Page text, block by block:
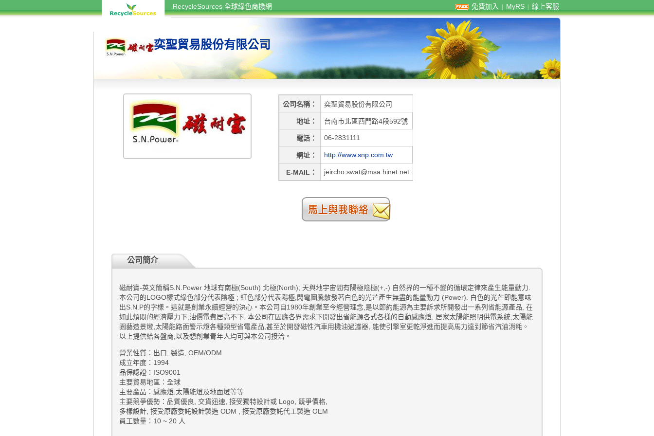
RecycleSources 全球綠色商機網 免費加入 MyRS 線上客服
奕聖貿易股份有限公司
公司名稱 奕聖貿易股份有限公司
地址 台南市北區西門路4段592號
電話 06-2831111
網址 http://www.snp.com.tw
E-MAIL jeircho.swat@msa.hinet.net
公司簡介
磁耐寶-英文簡稱S.N.Power 地球有南極(South) 北極(North); 天與地宇宙間有陽極陰極(+,-) 自然界的一種不變的循環定律來產生能量動力.
本公司的LOGO樣式綠色部分代表陰極 ; 紅色部分代表陽極,閃電圖騰散發著白色的光芒產生無盡的能量動力 (Power). 白色的光芒即能意味
出S.N.P的字樣。這就是創業永續經營的決心。本公司自1980年創業至今經營理念,是以節約能源為主要訴求所開發出一系列省能源產品, 在
如此煩悶的經濟壓力下,油價電費居高不下, 本公司在因應各界需求下開發出省能源各式各樣的自動感應燈, 居家太陽能照明供電系統,太陽能
園藝造景燈,太陽能路面警示燈各種類型省電產品,甚至於開發磁性汽車用機油過濾器, 能使引擎室更乾淨進而提高馬力達到節省汽油消耗。
以上提供給各盤商,以及想創業青年人均可與本公司接洽。
營業性質：出口, 製造, OEM/ODM
成立年度：1994
品保認證：ISO9001
主要貿易地區：全球
主要產品：感應燈,太陽能燈及地面燈等等
主要競爭優勢：品質優良, 交貨迅速, 接受獨特設計或 Logo, 競爭價格,
多樣設計, 接受原廠委託設計製造 ODM , 接受原廠委託代工製造 OEM
員工數量：10 ~ 20 人